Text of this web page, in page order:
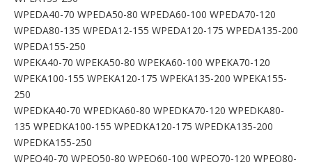
WPEDA40-70 WPEDA50-80 WPEDA60-100 WPEDA70-120
WPEDA80-135 WPEDA12-155 WPEDA120-175 WPEDA135-200
WPEDA155-250
WPEKA40-70 WPEKA50-80 WPEKA60-100 WPEKA70-120
WPEKA100-155 WPEKA120-175 WPEKA135-200 WPEKA155-
250
WPEDKA40-70 WPEDKA60-80 WPEDKA70-120 WPEDKA80-
135 WPEDKA100-155 WPEDKA120-175 WPEDKA135-200
WPEDKA155-250
WPEO40-70 WPEO50-80 WPEO60-100 WPEO70-120 WPEO80-